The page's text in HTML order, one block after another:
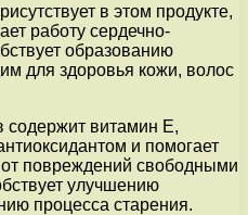
в этом продукте,
работу сердечно-
образованию
для здоровья кожи, волос
содержит витамин Е,
и помогает
повреждений свободными
улучшению
процесса старения.